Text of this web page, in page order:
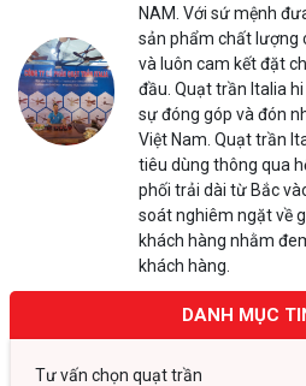
NAM. Với sứ mệnh
sản phẩm chất lượng
và luôn cam kết đặt
đầu. Quạt trần Italia
sự đóng góp và đón
Việt Nam. Quạt trần
tiêu dùng thông qua
phối trải dài từ Bắc
soát nghiêm ngặt về
khách hàng nhằm
khách hàng.
DANH MỤC
Tư vấn chọn quạt trần